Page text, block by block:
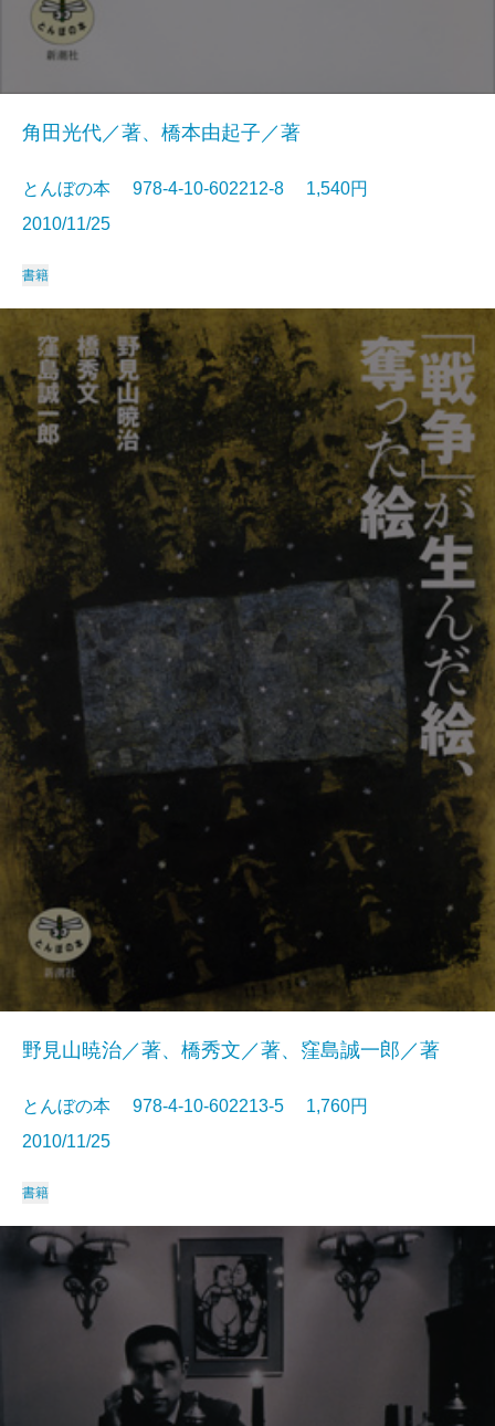
角田光代／著、橋本由起子／著
とんぼの本 978-4-10-602212-8 1,540円
2010/11/25
書籍
野見山暁治／著、橋秀文／著、窪島誠一郎／著
とんぼの本 978-4-10-602213-5 1,760円
2010/11/25
書籍